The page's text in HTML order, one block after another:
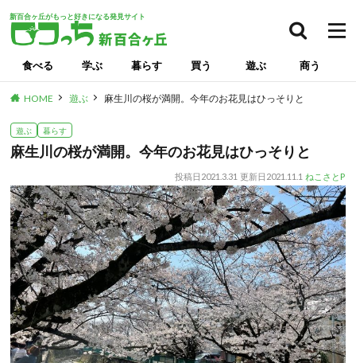
新百合ヶ丘がもっと好きになる発見サイト
食べる 学ぶ 暮らす 買う 遊ぶ 商う
HOME 遊ぶ 麻生川の桜が満開。今年のお花見はひっそりと
遊ぶ 暮らす
麻生川の桜が満開。今年のお花見はひっそりと
投稿日 2021.3.31 更新日 2021.11.1 ねこさとP